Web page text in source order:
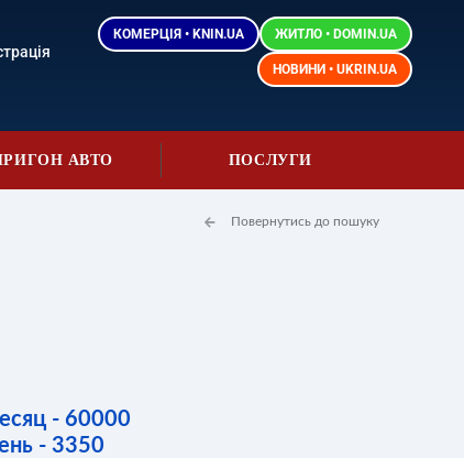
КОМЕРЦІЯ • KNIN.UA ЖИТЛО • DOMIN.UA
НОВИНИ • UKRIN.UA
АВТО ПОСЛУГИ
Повернутись до пошуку
- 60000
- 3350